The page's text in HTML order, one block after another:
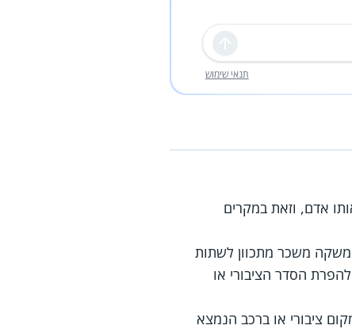
שליחה
תנאי שימוש
אדם, וזאת במקרים
משקה משכר מתכוון לשתות
הסדר הציבורי או
ציבורי או ברכב הנמצא